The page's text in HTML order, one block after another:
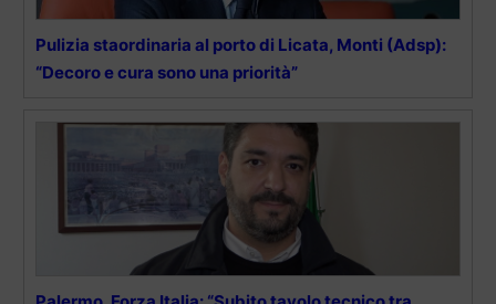
Pulizia staordinaria al porto di Licata, Monti (Adsp):
“Decoro e cura sono una priorità”